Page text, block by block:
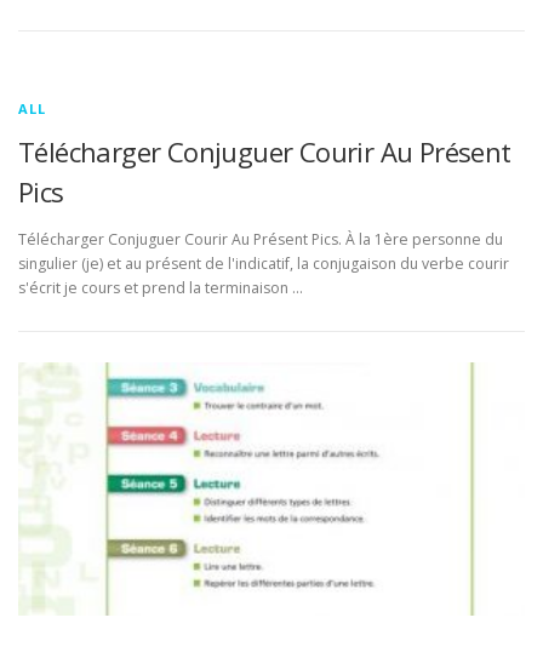
ALL
Télécharger Conjuguer Courir Au Présent
Pics
Télécharger Conjuguer Courir Au Présent Pics. À la 1ère personne du
singulier (je) et au présent de l'indicatif, la conjugaison du verbe courir
s'écrit je cours et prend la terminaison …